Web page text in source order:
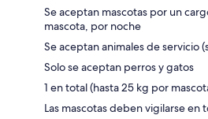
Se aceptan mascotas por un
mascota, por noche
Se aceptan animales de servicio
Solo se aceptan perros y gatos
1 en total (hasta 25 kg por
Las mascotas deben vigilarse en